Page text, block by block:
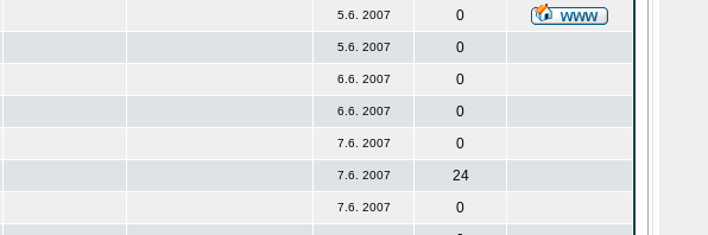
5.6. 2007
0
5.6. 2007
0
6.6. 2007
0
6.6. 2007
0
7.6. 2007
0
7.6. 2007
24
7.6. 2007
0